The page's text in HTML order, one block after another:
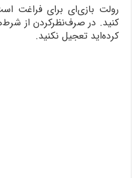
رولت بازی‌ای برای فراغت
کنید. در صرف‌نظرکردن از
کرده‌اید تعجیل نکنید.